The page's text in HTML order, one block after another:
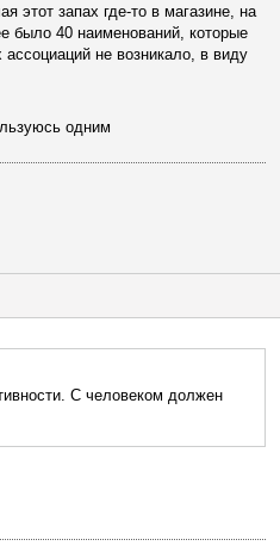
этот запах где-то в магазине, на
было 40 наименований, которые
не возникало, в виду
одним
С человеком должен